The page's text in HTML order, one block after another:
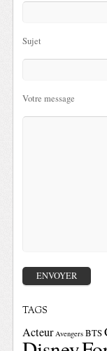
Sujet
Votre message
TAGS
Acteur Avengers BTS